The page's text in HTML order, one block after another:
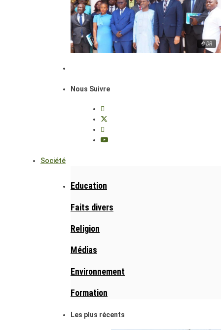
© DR
Nous Suivre
Société
Education
Faits divers
Religion
Médias
Environnement
Formation
Les plus récents